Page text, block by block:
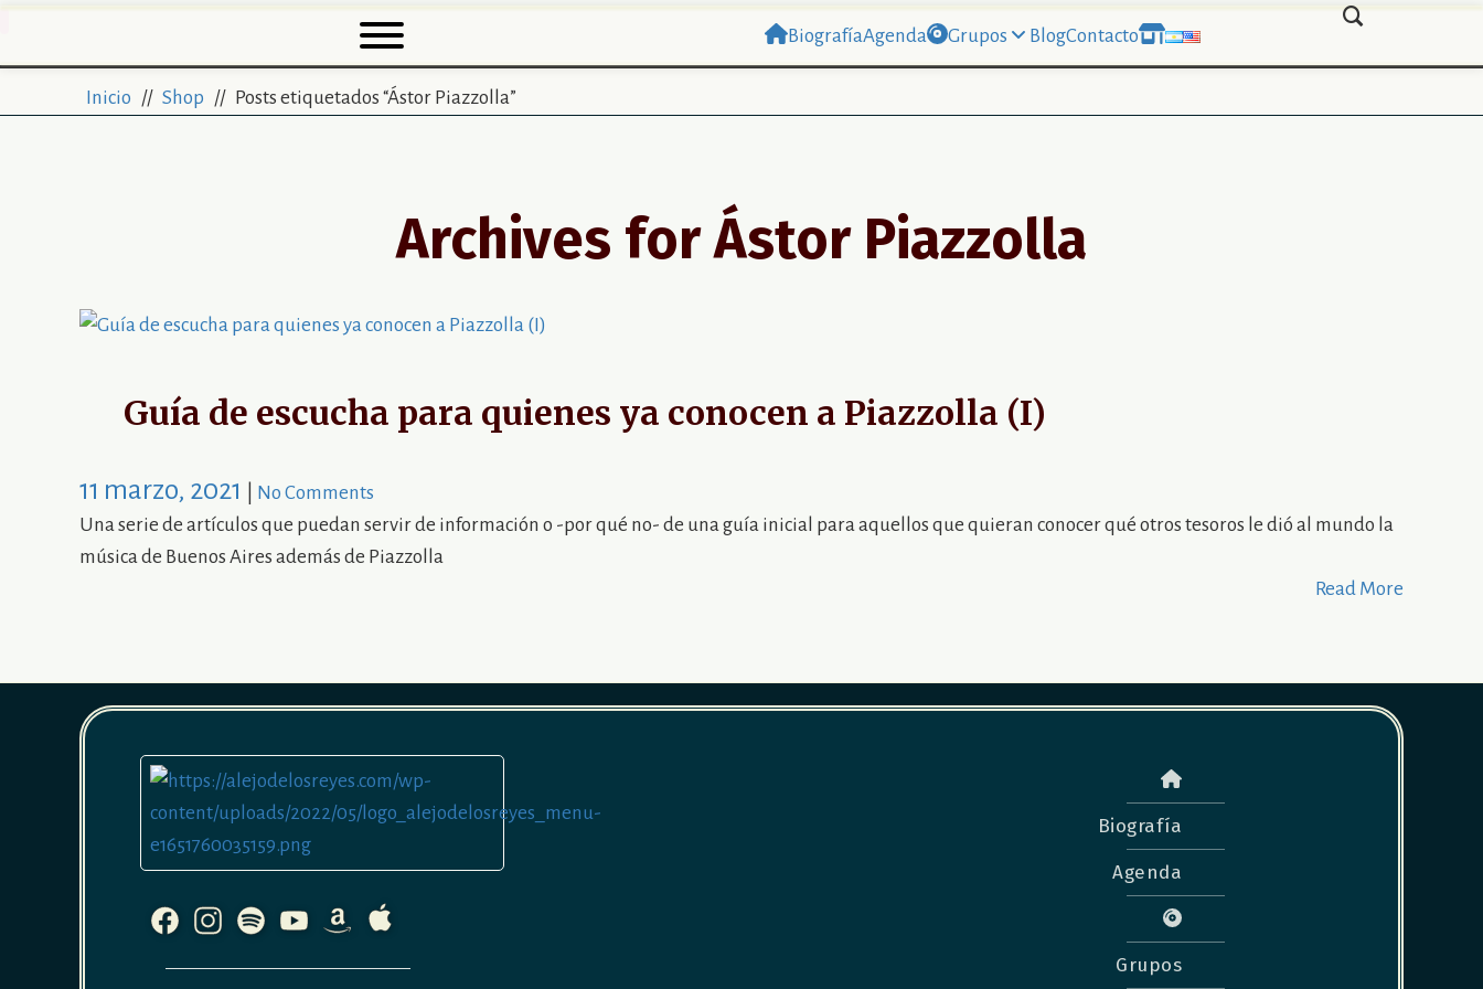
BiografíaAgenda Grupos BlogContacto
Inicio // Shop // Posts etiquetados “Ástor Piazzolla”
Archives forÁstor Piazzolla
Guía de escucha para quienes ya conocen a Piazzolla (I)
11 marzo, 2021
No Comments
Una serie de artículos que puedan servir de información o -por qué no- de una guía inicial para aquellos que quieran conocer qué otros tesoros le dió al mundo la
música de Buenos Aires además de Piazzolla
Read More
Biografía
Agenda
Grupos